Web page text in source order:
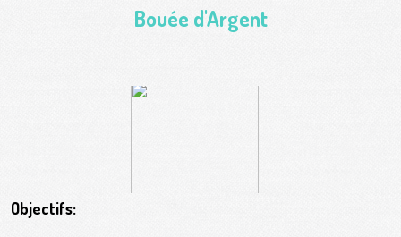
Bouée d'Argent
Objectifs: